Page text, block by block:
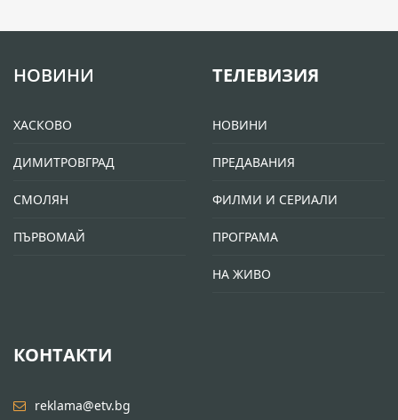
НОВИНИ
ХАСКОВО
ДИМИТРОВГРАД
СМОЛЯН
ПЪРВОМАЙ
ТЕЛЕВИЗИЯ
НОВИНИ
ПРЕДАВАНИЯ
ФИЛМИ И СЕРИАЛИ
ПРОГРАМА
НА ЖИВО
КОНТАКТИ
reklama@etv.bg